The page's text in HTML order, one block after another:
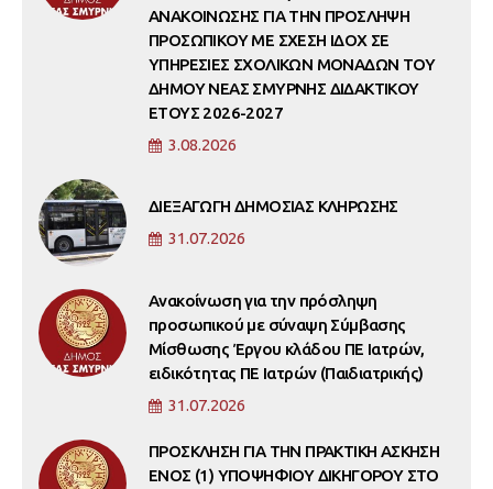
ΑΝΑΚΟΙΝΩΣΗΣ ΓΙΑ ΤΗΝ ΠΡΟΣΛΗΨΗ
ΠΡΟΣΩΠΙΚΟΥ ΜΕ ΣΧΕΣΗ ΙΔΟΧ ΣΕ
ΥΠΗΡΕΣΙΕΣ ΣΧΟΛΙΚΩΝ ΜΟΝΑΔΩΝ ΤΟΥ
ΔΗΜΟΥ ΝΕΑΣ ΣΜΥΡΝΗΣ ΔΙΔΑΚΤΙΚΟΥ
ΕΤΟΥΣ 2026-2027
3.08.2026
ΔΙΕΞΑΓΩΓΗ ΔΗΜΟΣΙΑΣ ΚΛΗΡΩΣΗΣ
31.07.2026
Ανακοίνωση για την πρόσληψη
προσωπικού με σύναψη Σύμβασης
Μίσθωσης Έργου κλάδου ΠΕ Ιατρών,
ειδικότητας ΠΕ Ιατρών (Παιδιατρικής)
31.07.2026
ΠΡΟΣΚΛΗΣΗ ΓΙΑ ΤΗΝ ΠΡΑΚΤΙΚΗ ΑΣΚΗΣΗ
ΕΝΟΣ (1) ΥΠΟΨΗΦΙΟΥ ΔΙΚΗΓΟΡΟΥ ΣΤΟ